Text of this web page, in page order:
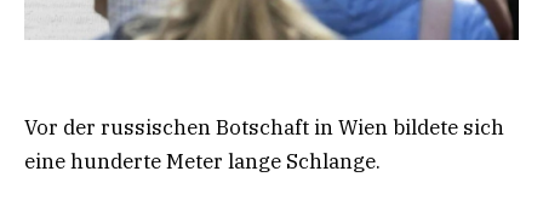
Vor der russischen Botschaft in Wien bildete sich
eine hunderte Meter lange Schlange.